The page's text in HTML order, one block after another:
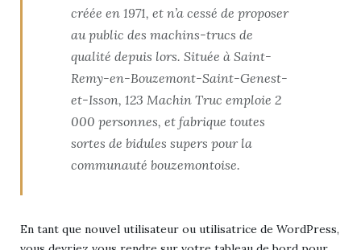
créée en 1971, et n’a cessé de proposer
au public des machins-trucs de
qualité depuis lors. Située à Saint-
Remy-en-Bouzemont-Saint-Genest-
et-Isson, 123 Machin Truc emploie 2
000 personnes, et fabrique toutes
sortes de bidules supers pour la
communauté bouzemontoise.
En tant que nouvel utilisateur ou utilisatrice de WordPress,